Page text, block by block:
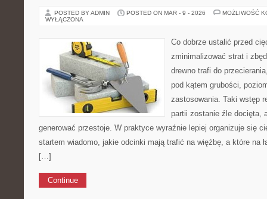
POSTED BY ADMIN POSTED ON MAR - 9 - 2026
MOŻLIWOŚĆ
WYŁĄCZONA
Co dobrze ustalić przed
zminimalizować strat i
drewno trafi do
pod kątem grubości,
zastosowania. Taki wstęp
partii zostanie źle docięta,
generować przestoje. W praktyce wyraźnie lepiej organizuje się
startem wiadomo, jakie odcinki mają trafić na więźbę, a które na
[…]
Continue